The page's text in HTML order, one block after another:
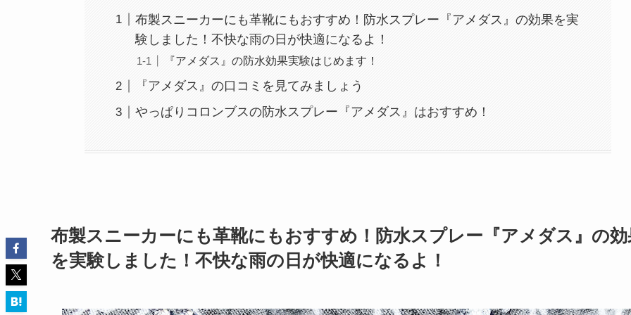
布製スニーカーにも革靴にもおすすめ！防水スプレー『アメダス』の効果を実
験しました！不快な雨の日が快適になるよ！
『アメダス』の防水効果実験はじめます！
『アメダス』の口コミを見てみましょう
やっぱりコロンブスの防水スプレー『アメダス』はおすすめ！
布製スニーカーにも革靴にもおすすめ！防水スプレー『アメダス』の効
を実験しました！不快な雨の日が快適になるよ！